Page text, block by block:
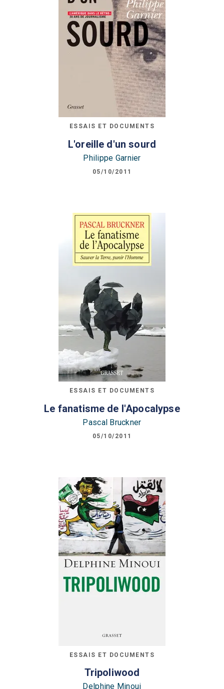
ESSAIS ET DOCUMENTS
L'oreille d'un sourd
Philippe Garnier
05/10/2011
ESSAIS ET DOCUMENTS
Le fanatisme de l'Apocalypse
Pascal Bruckner
05/10/2011
ESSAIS ET DOCUMENTS
Tripoliwood
Delphine Minoui